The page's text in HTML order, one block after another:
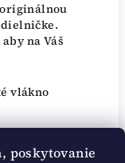
poskytovanie
originálnou
dielničke.
na Váš
vlákno